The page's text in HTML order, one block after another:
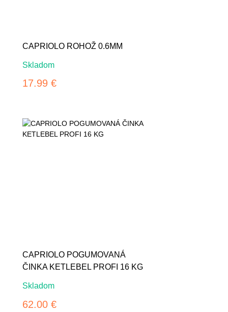
CAPRIOLO ROHOŽ 0.6MM
Skladom
17.99 €
CAPRIOLO POGUMOVANÁ
ČINKA KETLEBEL PROFI 16 KG
Skladom
62.00 €